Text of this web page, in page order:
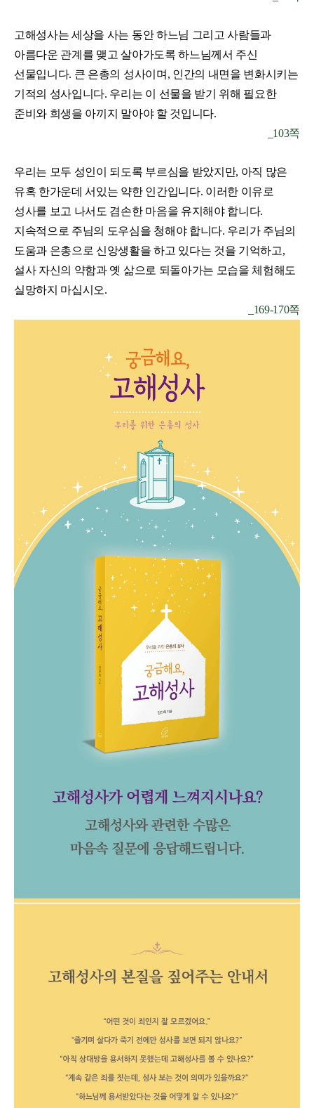
고해성사는 세상을 사는 동안 하느님 그리고 사람들과
아름다운 관계를 맺고 살아가도록 하느님께서 주신
선물입니다. 큰 은총의 성사이며, 인간의 내면을 변화시키는
기적의 성사입니다. 우리는 이 선물을 받기 위해 필요한
준비와 희생을 아끼지 말아야 할 것입니다.
103쪽
우리는 모두 성인이 되도록 부르심을 받았지만, 아직 많은
유혹 한가운데 서있는 약한 인간입니다. 이러한 이유로
성사를 보고 나서도 겸손한 마음을 유지해야 합니다.
지속적으로 주님의 도우심을 청해야 합니다. 우리가 주님의
도움과 은총으로 신앙생활을 하고 있다는 것을 기억하고,
설사 자신의 약함과 옛 삶으로 되돌아가는 모습을 체험해도
실망하지 마십시오.
169-170쪽